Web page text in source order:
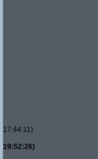
17:44:11)
19:52:26)